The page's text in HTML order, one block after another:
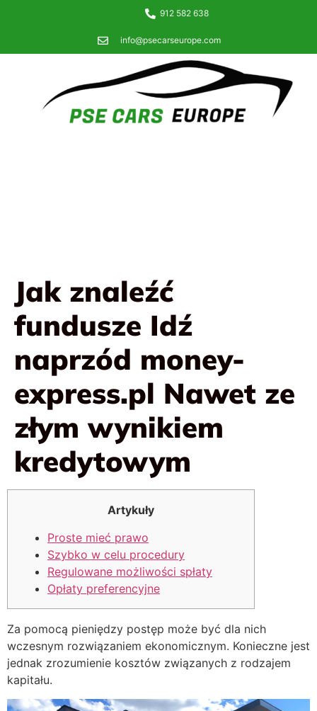
912 582 638
info@psecarseurope.com
Jak znaleźć
fundusze Idź
naprzód money-
express.pl Nawet ze
złym wynikiem
kredytowym
Artykuły
Proste mieć prawo
Szybko w celu procedury
Regulowane możliwości spłaty
Opłaty preferencyjne
Za pomocą pieniędzy postęp może być dla nich
wczesnym rozwiązaniem ekonomicznym. Konieczne jest
jednak zrozumienie kosztów związanych z rodzajem
kapitału.